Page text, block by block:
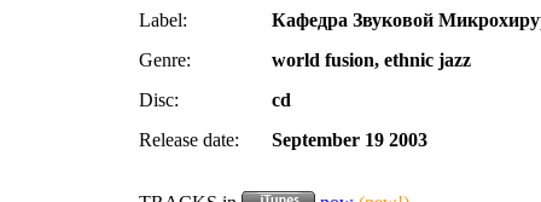
Label:
Кафедра Звуковой
Genre:
world fusion, ethnic jazz
Disc:
cd
Release date:
September 19 2003